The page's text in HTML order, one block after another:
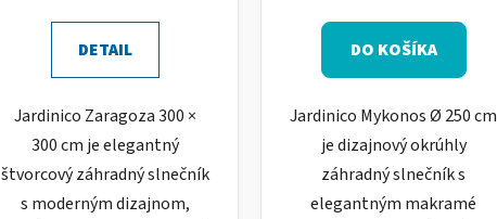
DETAIL
Jardinico Zaragoza 300 ×
300 cm je elegantný
štvorcový záhradný slnečník
s moderným dizajnom,
DO KOŠÍKA
Jardinico Mykonos Ø 250 cm
je dizajnový okrúhly
záhradný slnečník s
elegantným makramé